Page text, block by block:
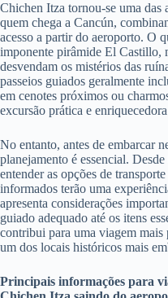
Chichen Itza tornou-se uma das
quem chega a Cancún,
acesso a partir do aeroporto. O
imponente pirâmide El Castillo,
desvendam os mistérios das
passeios guiados geralmente
em cenotes próximos ou
excursão prática e
No entanto, antes de embarcar
planejamento é essencial.
entender as opções de
informados terão uma
apresenta considerações
guiado adequado até os itens
contribui para uma viagem
um dos locais históricos mais
Principais informações para